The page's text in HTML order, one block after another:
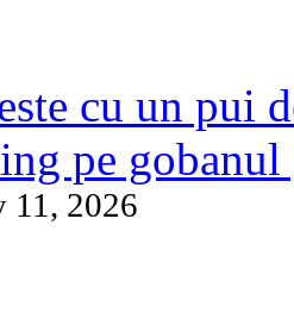
cu un pui
pe gobanul
11, 2026